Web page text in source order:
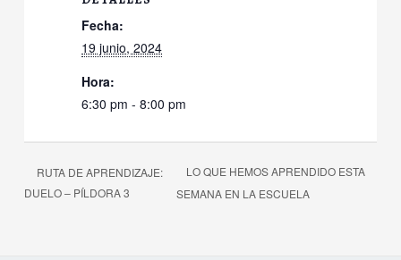
Fecha:
19 junio, 2024
Hora:
6:30 pm - 8:00 pm
RUTA DE APRENDIZAJE:
DUELO – PÍLDORA 3
LO QUE HEMOS APRENDIDO ESTA
SEMANA EN LA ESCUELA